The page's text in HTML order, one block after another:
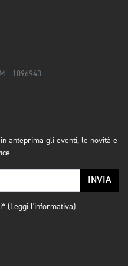
- 1096943
anteprima gli eventi, le novità e
INVIA
(Leggi l'informativa)